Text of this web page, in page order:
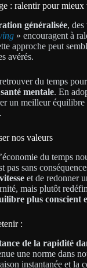
: ralentir pour mieux
généralisée,
» encouragent à
approche peut
avérés.
du temps
mentale. En
un meilleur
nos valeurs
du temps
pas sans
et de redonner
mais plutôt
plus conscient
:
de la rapidité
une norme dans
instantanée et la